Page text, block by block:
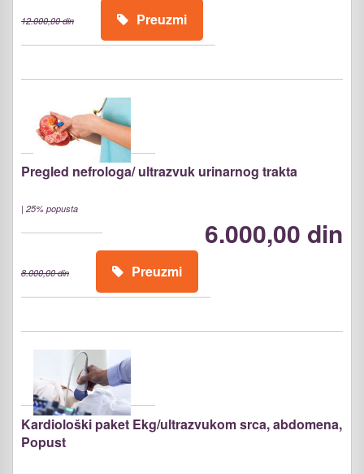
12.000,00 din Preuzmi
Pregled nefrologa/ ultrazvuk urinarnog trakta
| 25% popusta
6.000,00 din
8.000,00 din Preuzmi
Kardiološki paket Ekg/ultrazvukom srca, abdomena,
Popust